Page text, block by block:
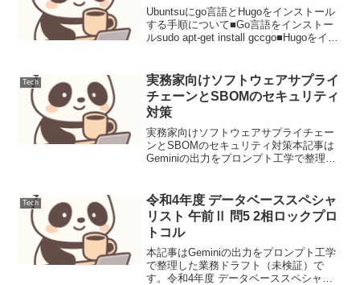
Ubuntsuにgo言語とHugoをインストール
する手順について■Go言語をインストー
ルsudo apt-get install gccgo■Hugoをイン
Tech
実務家向けソフトウェアサプライ
チェーンとSBOMのセキュリティ
対策
実務家向けソフトウェアサプライチェー
ンとSBOMのセキュリティ対策本記事は
Geminiの出力をプロンプト工学で整理し
脆弱性現代のソフトウェア開発におい
て、OSSコンポー...
Tech
令和4年度 データベーススペシャ
リスト 午前Ⅱ 問5 2相ロックプロ
トコル
本記事はGeminiの出力をプロンプト工学
で整理した業務ドラフト（未検証）で
す。令和4年度 データベーススペシャリ